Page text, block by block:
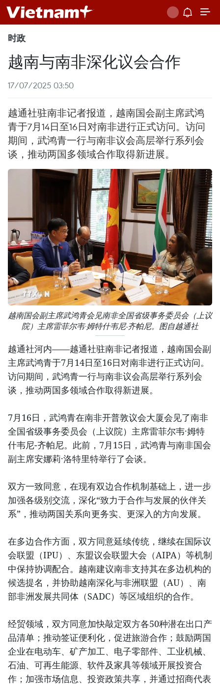
时政
越南与南非深化议会合作
17/07/2025 03:50
越通社驻南非记者报道，越南国会副主席武鸿
青于7月14日至16日对南非进行正式访问。访问
期间，武鸿青一行与南非议会高层举行系列会
谈，推动两国多领域合作取得新进展。
越南国会副主席武鸿青会见南非全国省级事务委员会（上议
院）主席雷菲尔韦·姆特什韦尼-齐帕尼。图自越通社
越通社河内——越通社驻南非记者报道，越南国会副
主席武鸿青于7月14日至16日对南非进行正式访问。
访问期间，武鸿青一行与南非议会高层举行系列会
谈，推动两国多领域合作取得新进展。
7月16日，武鸿青在南非开普敦议会大厦会见了南非
全国省级事务委员会（上议院）主席雷菲尔韦·姆特
什韦尼-齐帕尼。此前，7月15日，武鸿青与南非国会
副主席安娜莉·洛特里特举行了会谈。
双方一致同意，在现有双边合作机制基础上，进一步
加强各级别交流，深化“致力于合作与发展的伙伴关
系”，推动两国关系向更务实、更深入的方向发展。
在多边合作方面，双方同意延续传统，继续在国际议
会联盟（IPU）、东盟议会联盟大会（AIPA）等机制
中保持协调配合。越南建议南非支持其在多边机构的
候选提名，并协助越南深化与非洲联盟（AU）、南
部非洲发展共同体（SADC）等区域组织的合作。
经贸领域，双方同意加快敲定双方各50种潜在出口产
品清单；推动签证便利化，促进旅游合作；鼓励两国
企业在电动车、矿产加工、电子零部件、工业机械、
石油、可再生能源、软件及家具等领域开展投资合
作；加强市场信息、投资政策共享，并通过招商代表